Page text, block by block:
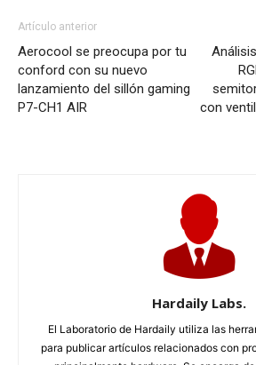
Artículo anterior
Aerocool se preocupa por tu
conford con su nuevo
lanzamiento del sillón gaming
P7-CH1 AIR
con
Hardaily Labs.
El Laboratorio de Hardaily utiliza las
para publicar artículos relacionados con